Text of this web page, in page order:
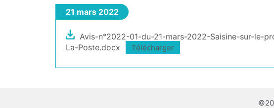
21 mars 2022
Avis-n°2022-01-du-21-mars-2022-Saisine-sur-
La-Poste.docx
Télécharger